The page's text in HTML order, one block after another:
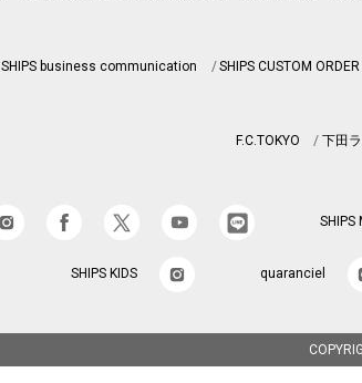
SHIPS business communication
SHIPS CUSTOM ORDER
F.C.TOKYO
下田
SHIPS
SHIPS KIDS quaranciel